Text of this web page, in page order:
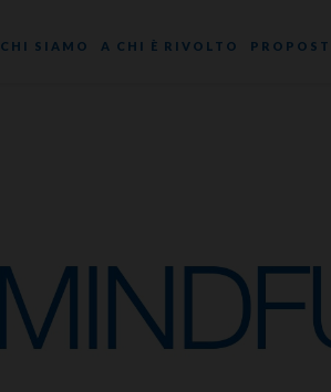
CHI SIAMO A CHI È RIVOLTO